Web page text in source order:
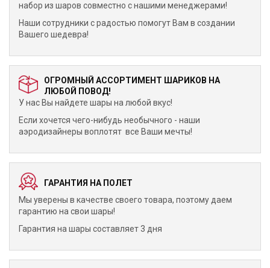
набор из шаров совместно с нашими менеджерами!
Наши сотрудники с радостью помогут Вам в создании
Вашего шедевра!
ОГРОМНЫЙ АССОРТИМЕНТ ШАРИКОВ НА
ЛЮБОЙ ПОВОД!
У нас Вы найдете шары на любой вкус!
Если хочется чего-нибудь необычного - наши
аэродизайнеры воплотят все Ваши мечты!
ГАРАНТИЯ НА ПОЛЕТ
Мы уверены в качестве своего товара, поэтому даем
гарантию на свои шары!
Гарантия на шары составляет 3 дня